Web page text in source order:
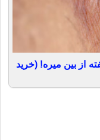
زخم و بخیه با این روش در 3 هفته از بین میره! (خرید